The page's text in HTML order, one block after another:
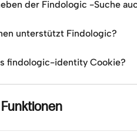
der Findologic -Suche
unterstützt Findologic?
findologic-identity Cookie?